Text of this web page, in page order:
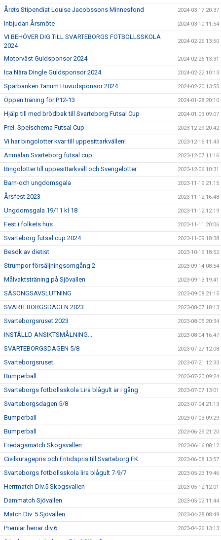
Årets Stipendiat Louise Jacobssons Minnesfond 2024-03-17 20:37
Inbjudan Årsmöte 2024-03-10 11:54
VI BEHÖVER DIG TILL SVARTEBORGS FOTBOLLSSKOLA
2024
2024-02-26 13:50
Motorväst Guldsponsor 2024 2024-02-26 13:31
Ica Nära Dingle Guldsponsor 2024 2024-02-22 10:13
Sparbanken Tanum Huvudsponsor 2024 2024-02-20 13:55
Öppen träning för P12-13 2024-01-28 20:10
Hjälp till med brödbak till Svarteborg Futsal Cup 2024-01-03 09:07
Prel. Spelschema Futsal Cup 2023-12-29 20:42
Vi har bingolotter kvar till uppesittarkvällen! 2023-12-16 11:43
Anmälan Svarteborg futsal cup 2023-12-07 11:16
Bingolotter till uppesittarkväll och Sverigelotter 2023-12-06 10:31
Barn-och ungdomsgala 2023-11-19 21:15
Årsfest 2023 2023-11-12 16:48
Ungdomsgala 19/11 kl 18 2023-11-12 12:19
Fest i folkets hus 2023-11-11 20:06
Svarteborg futsal cup 2024 2023-11-09 18:38
Besök av dietist 2023-10-19 18:52
Strumpor försäljningsomgång 2 2023-09-14 08:54
Målvaktsträning på Sjövallen 2023-09-13 19:41
SÄSONGSAVSLUTNING 2023-09-08 21:15
SVARTEBORGSDAGEN 2023 2023-08-07 18:13
Svarteborgsruset 2023 2023-08-05 20:34
INSTÄLLD ANSIKTSMÅLNING... 2023-08-04 16:47
SVARTEBORGSDAGEN 5/8 2023-07-27 12:08
Svarteborgsruset 2023-07-21 12:33
Bumperball 2023-07-20 09:24
Svarteborgs fotbollsskola Lira blågult är i gång 2023-07-07 13:01
Svarteborgsdagen 5/8 2023-07-04 21:13
Bumperball 2023-07-03 09:29
Bumperball 2023-06-29 21:20
Fredagsmatch Skogsvallen 2023-06-16 08:12
Civilkuragepris och Fritidspris till Svarteborg FK 2023-06-08 13:57
Svarteborgs fotbollsskola lira blågult 7-9/7 2023-05-23 19:46
Herrmatch Div.5 Skogsvallen 2023-05-12 12:01
Dammatch Sjövallen 2023-05-02 11:44
Match Div. 5 Sjövallen 2023-04-28 08:49
Premiär herrar div.6 2023-04-26 13:13